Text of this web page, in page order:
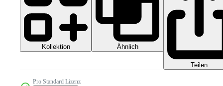
Kollektion Ähnlich
Teilen
Pro Standard Lizenz